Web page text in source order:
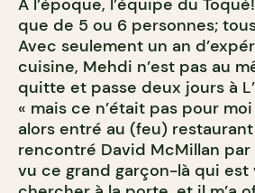
À l’époque, l’équipe du
que de 5 ou 6 personnes;
Avec seulement un an
cuisine, Mehdi n’est pas au
quitte et passe deux jours à
« mais ce n’était pas pour
alors entré au (feu) restaurant
rencontré David McMillan par
vu ce grand garçon-là qui est